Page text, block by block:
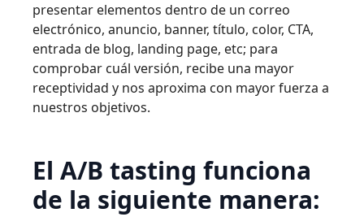
presentar elementos dentro de un correo
electrónico, anuncio, banner, título, color, CTA,
entrada de blog, landing page, etc; para
comprobar cuál versión, recibe una mayor
receptividad y nos aproxima con mayor fuerza a
nuestros objetivos.
El A/B tasting funciona
de la siguiente manera: